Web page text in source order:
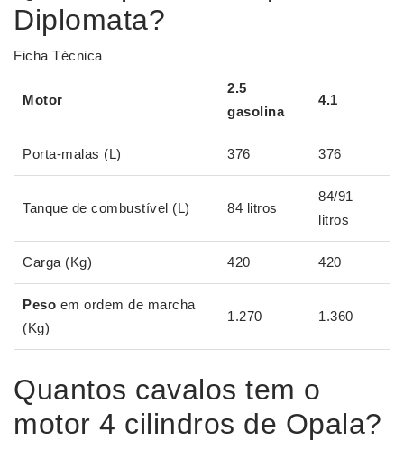
Diplomata?
Ficha Técnica
Motor
2.5
gasolina
4.1
Porta-malas (L) 376 376
Tanque de combustível (L) 84 litros
84/91
litros
Carga (Kg) 420 420
Peso em ordem de marcha
(Kg)
1.270 1.360
Quantos cavalos tem o
motor 4 cilindros de Opala?